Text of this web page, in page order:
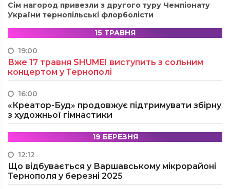
Сім нагород привезли з другого туру Чемпіонату
України тернопільські флорболісти
15 ТРАВНЯ
19:00
Вже 17 травня SHUMEI виступить з сольним
концертом у Тернополі
16:00
«Креатор-Буд» продовжує підтримувати збірну
з художньої гімнастики
19 БЕРЕЗНЯ
12:12
Що відбувається у Варшавському мікрорайоні
Тернополя у березні 2025